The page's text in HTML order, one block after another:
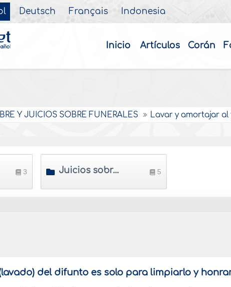
Deutsch Français Indonesia
Inicio Artículos Corán
Y JUICIOS SOBRE FUNERALES Lavar y amortajar
3 Juicios sobre amortajar al fallecido 5
(lavado) del difunto es solo para limpiarlo y